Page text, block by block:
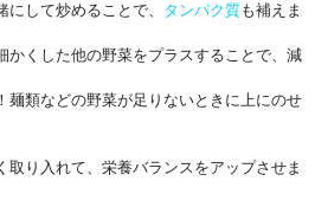
して炒めることで、 タンパク質も補えま
かくした他の野菜をプラスすることで、減
麺類などの野菜が足りないときに上にのせ
取り入れて、栄養バランスをアップさせま